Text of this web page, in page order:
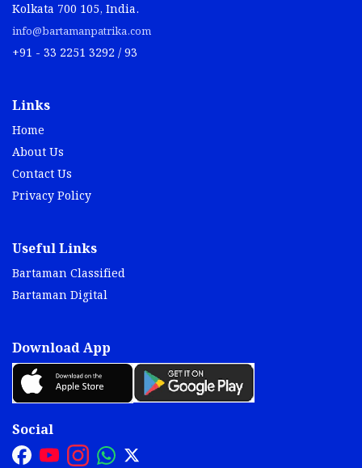
Kolkata 700 105, India.
info@bartamanpatrika.com
+91 - 33 2251 3292 / 93
Links
Home
About Us
Contact Us
Privacy Policy
Useful Links
Bartaman Classified
Bartaman Digital
Download App
Social